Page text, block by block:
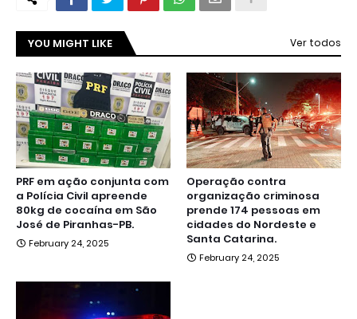
YOU MIGHT LIKE Ver todos
PRF em ação conjunta com
a Polícia Civil apreende
80kg de cocaína em São
José de Piranhas-PB.
February 24, 2025
Operação contra
organização criminosa
prende 174 pessoas em
cidades do Nordeste e
Santa Catarina.
February 24, 2025